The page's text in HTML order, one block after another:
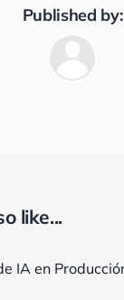
Published by:
like...